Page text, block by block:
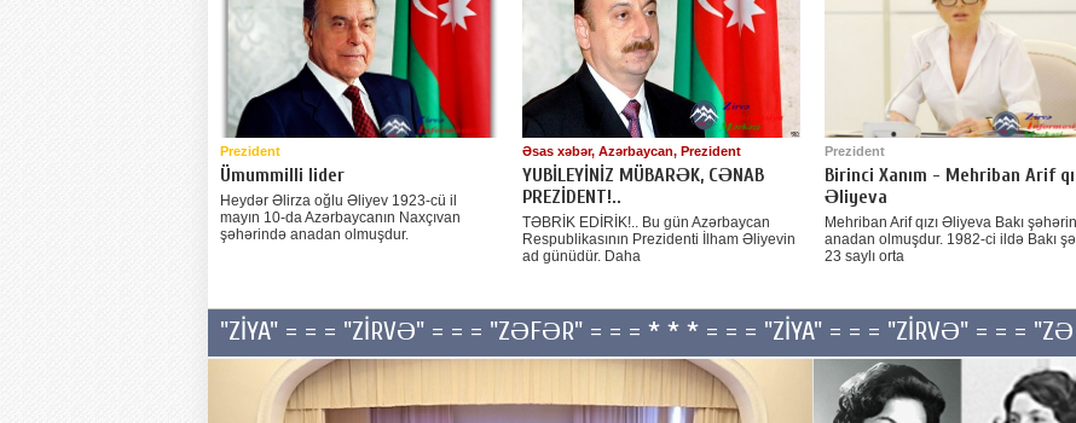
Prezident
Ümummilli lider
Heydər Əlirza oğlu Əliyev 1923-cü il
mayın 10-da Azərbaycanın Naxçıvan
şəhərində anadan olmuşdur.
Əsas xəbər, Azərbaycan, Prezident
YUBİLEYİNİZ MÜBARƏK, CƏNAB
PREZİDENT!..
TƏBRİK EDİRİK!.. Bu gün Azərbaycan
Respublikasının Prezidenti İlham Əliyevin
ad günüdür. Daha
Prezident
Birinci Xanım - Mehriban Arif
Əliyeva
Mehriban Arif qızı Əliyeva Bakı
anadan olmuşdur. 1982-ci ildə Bakı
23 saylı orta
"ZİYA" = = = "ZİRVƏ" = = = "ZƏFƏR" = = = * * * = = = "ZİYA" = = = "ZİRVƏ" = = =